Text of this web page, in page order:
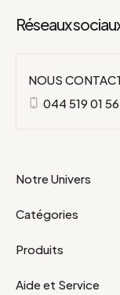
Réseaux
NOUS
044 519 01 56
Notre Univers
Catégories
Produits
Aide et Service